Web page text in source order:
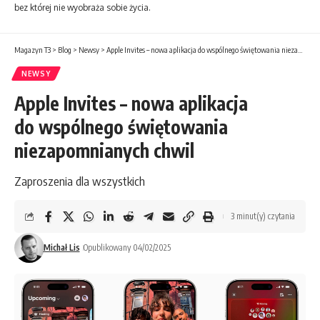
bez której nie wyobraża sobie życia.
Magazyn T3 > Blog > Newsy > Apple Invites – nowa aplikacja do wspólnego świętowania niezapomnianych chwil
NEWSY
Apple Invites – nowa aplikacja
do wspólnego świętowania
niezapomnianych chwil
Zaproszenia dla wszystkich
Michał Lis Opublikowany 04/02/2025
3 minut(y) czytania